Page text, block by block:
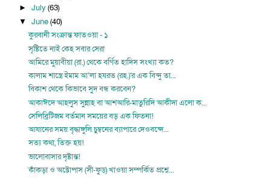
► July (63)
▼ June(40)
কুরবানী সংক্রান্ত ফাতওয়া - ১
সৃষ্টিতে নাই কেহ সবার সেরা
আমিরে মুয়াবীয়া (রা.) থেকে বর্ণিত হাদিস সংখ্যা কত?
কালাম শাস্ত্রে ইমাম আ’লা হযরত (রহ.)'র এক বিন্দু তা...
বিকাশ থেকে কিভাবে সুদ বন্ধ করবেন?
আকাঈদে আহলুস সুন্নাহ বা আশআরি-মাতুরিদি আকীদা এলো ক...
সেলিব্রিটিজম বর্তমান সময়ের বড় এক ফিতনা!
আযানের সময় বৃদ্ধাঙ্গুলি চুম্বনের ব্যাপারে দেওবন্দে...
সত্য কথা, তিক্ত হয়!
ভালোবাসার দৃষ্টান্ত!
কাঁকড়া ও অক্টোপাস (সী-ফুড) খাওয়া সম্পর্কিত প্রশ্নে...